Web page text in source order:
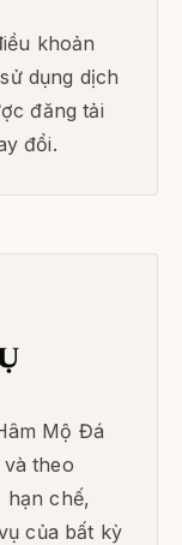
khoản
dụng dịch
đăng tải
đổi.
Mộ Đá
theo
hạn chế,
của bất kỳ